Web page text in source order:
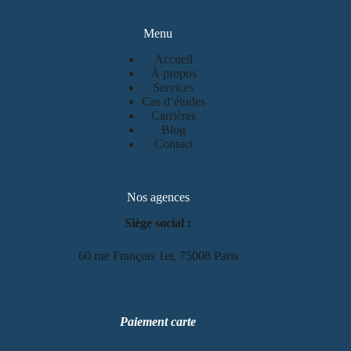
Menu
Accueil
À propos
Services
Cas d’études
Carrières
Blog
Contact
Nos agences
Siège social :
60 rue François 1er, 75008 Paris
Paiement carte